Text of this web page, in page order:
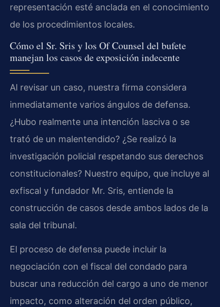
representación esté anclada en el conocimiento
de los procedimientos locales.
Cómo el Sr. Sris y los Of Counsel del bufete
manejan los casos de exposición indecente
Al revisar un caso, nuestra firma considera
inmediatamente varios ángulos de defensa.
¿Hubo realmente una intención lasciva o se
trató de un malentendido? ¿Se realizó la
investigación policial respetando sus derechos
constitucionales? Nuestro equipo, que incluye al
exfiscal y fundador Mr. Sris, entiende la
construcción de casos desde ambos lados de la
sala del tribunal.
El proceso de defensa puede incluir la
negociación con el fiscal del condado para
buscar una reducción del cargo a uno de menor
impacto, como alteración del orden público,